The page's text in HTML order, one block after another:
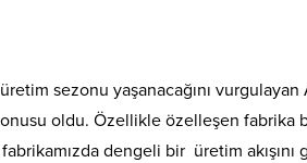
sezonu yaşanacağını
oldu. Özellikle özelleşen fabrika
dengeli bir üretim akışını